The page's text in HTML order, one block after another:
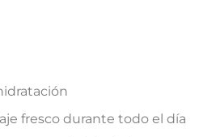
fresco durante todo el día